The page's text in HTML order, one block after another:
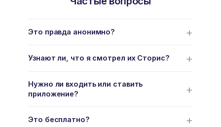
Это правда анонимно?
Узнают ли, что я смотрел их Сторис?
Нужно ли входить или ставить
приложение?
Это бесплатно?